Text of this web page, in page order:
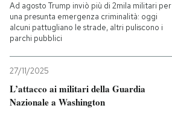
AREA PERSONALE
Entra
Ad agosto Trump inviò più di 2mila militari per
una presunta emergenza criminalità: oggi
alcuni pattugliano le strade, altri puliscono i
parchi pubblici
27/11/2025
L’attacco ai militari della Guardia
Nazionale a Washington